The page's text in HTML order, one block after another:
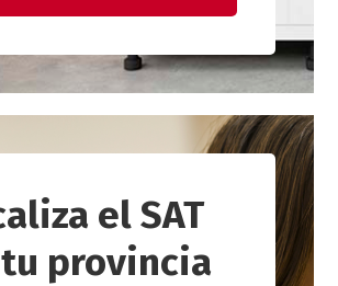
el SAT
provincia